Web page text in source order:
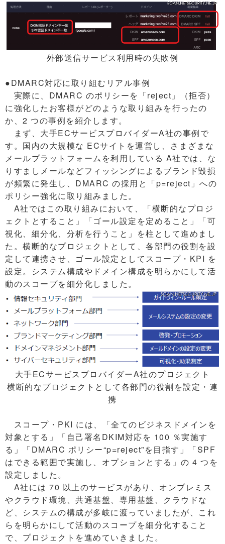
外部送信サービス利用時の失敗例
●DMARC対応に取り組むリアル事例
実際に、DMARC のポリシーを「reject」（拒否）
に強化したお客様がどのような取り組みを行ったの
か、2 つの事例を紹介します。
まず、大手ECサービスプロバイダーA社の事例で
す。国内の大規模な ECサイトを運営し、さまざまな
メールプラットフォームを利用している A社では、な
りすましメールなどフィッシングによるブランド毀損
が頻繁に発生し、DMARC の採用と「p=reject」への
ポリシー強化に取り組みました。
A社ではこの取り組みにおいて、「横断的なプロジ
ェクトとすること」「ゴール設定を定めること」「可
視化、細分化、分析を行うこと」を柱として進めまし
た。横断的なプロジェクトとして、各部門の役割を設
定して連携させ、ゴール設定としてスコープ・KPI を
設定。システム構成やドメイン構成を明らかにして活
動のスコープを細分化しました。
大手ECサービスプロバイダーA社のプロジェクト
横断的なプロジェクトとして各部門の役割を設定・連
携
スコープ・PKI には、「全てのビジネスドメインを
対象とする」「自己署名DKIM対応を 100 ％実施す
る」「DMARC ポリシー“p=reject”を目指す」「SPF
はできる範囲で実施し、オプションとする」の 4 つを
設定しました。
A社には 70 以上のサービスがあり、オンプレミス
やクラウド環境、共通基盤、専用基盤、クラウドな
ど、システムの構成が多岐に渡っていましたが、これ
らを明らかにして活動のスコープを細分化すること
で、プロジェクトを進めていきました。